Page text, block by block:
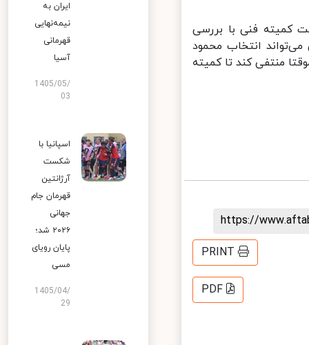
کمیته فنی با بررسی
انتخاب محمود
منتفی کند تا کمیته
https://
PRINT
PDF
ایران به
نیمه‌نهایی
قهرمانی
آسیا
1405/05/
03
اسپانیا با
شکست
آرژانتین
قهرمان جام
جهانی
۲۰۲۶ شد؛
پایان رویای
مسی
1405/04/
29